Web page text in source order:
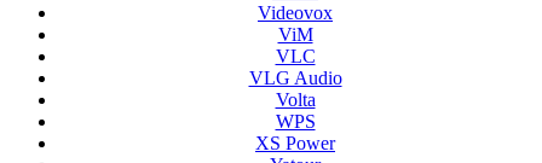
Videovox
ViM
VLC
VLG Audio
Volta
WPS
XS Power